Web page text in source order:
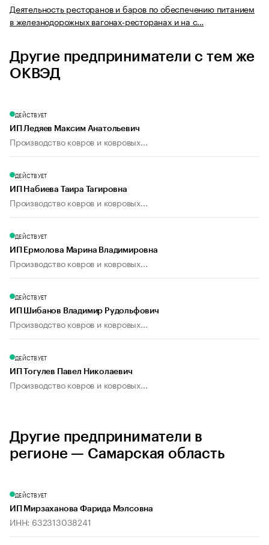
Деятельность ресторанов и баров по обеспечению питанием
в железнодорожных вагонах-ресторанах и на с…
Другие предприниматели с тем же
ОКВЭД
ДЕЙСТВУЕТ
ИП Ледяев Максим Анатольевич
Производство ковров и ковровых...
ДЕЙСТВУЕТ
ИП Набиева Таира Тагировна
Производство ковров и ковровых...
ДЕЙСТВУЕТ
ИП Ермолова Марина Владимировна
Производство ковров и ковровых...
ДЕЙСТВУЕТ
ИП Шибанов Владимир Рудольфович
Производство ковров и ковровых...
ДЕЙСТВУЕТ
ИП Тогулев Павел Николаевич
Производство ковров и ковровых...
Другие предприниматели в
регионе — Самарская область
ДЕЙСТВУЕТ
ИП Мирзаханова Фарида Мэлсовна
ИНН: 632313038241